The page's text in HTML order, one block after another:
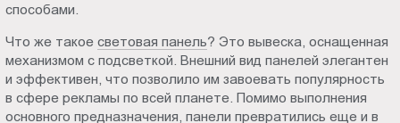
способами.
Что же такоесветовая панель? Это вывеска, оснащенная
механизмом с подсветкой. Внешний вид панелей элегантен
и эффективен, что позволило им завоевать популярность
в сфере рекламы по всей планете. Помимо выполнения
основного предназначения, панели превратились еще и в